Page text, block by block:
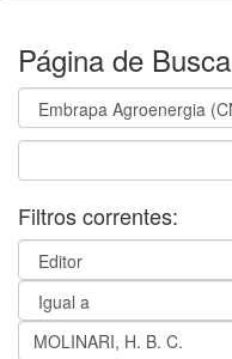
Página de Busca
Filtros correntes: